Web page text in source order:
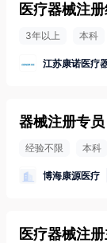
医疗器械注
3年以上 本科
江苏康诺医疗
器械注册专员
经验不限 本科
博海康源医疗
医疗器械注